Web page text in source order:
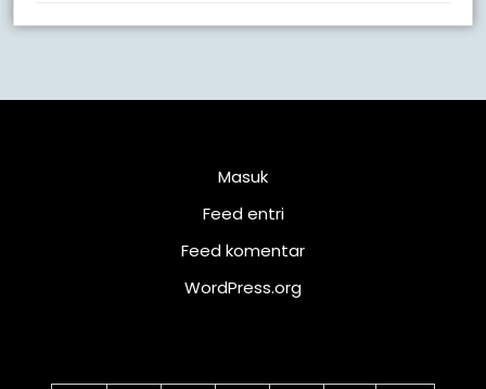
Masuk
Feed entri
Feed komentar
WordPress.org